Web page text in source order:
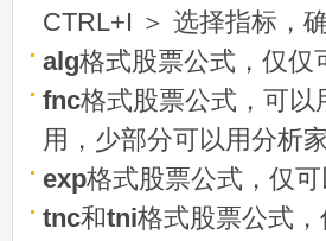
CTRL+I ＞ 选择指标，确
alg格式股票公式，仅仅
fnc格式股票公式，可以
用，少部分可以用分析
exp格式股票公式，仅
tnc和tni格式股票公式